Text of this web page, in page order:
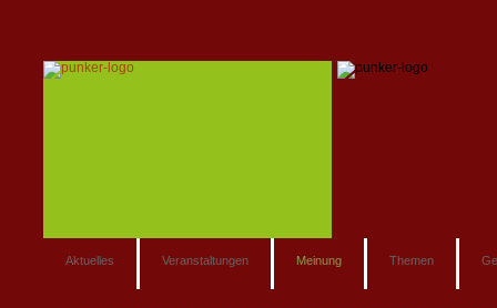
Aktuelles Veranstaltungen Meinung Themen